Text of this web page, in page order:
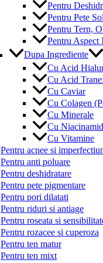
Pentru
Pentru Pete
Pentru Tern,
Pentru Aspect
Dupa Ingrediente
Cu Acid
Cu Acid
Cu Caviar
Cu Colagen
Cu Minerale
Cu
Cu Vitamine
Pentru acnee si
Pentru anti poluare
Pentru deshidratare
Pentru pete pigmentare
Pentru pori dilatati
Pentru riduri si antiage
Pentru roseata si
Pentru rozacee si cuperoza
Pentru ten matur
Pentru ten mixt